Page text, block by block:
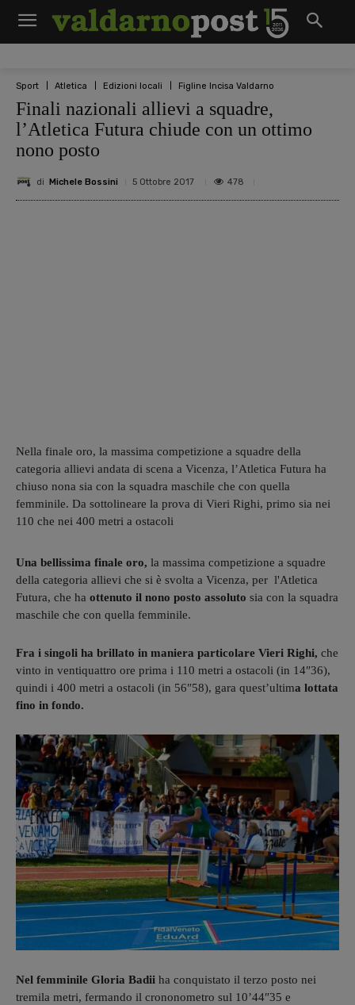
Sport Atletica Edizioni locali Figline Incisa Valdarno
Finali nazionali allievi a squadre,
l’Atletica Futura chiude con un ottimo
nono posto
di Michele Bossini 5 Ottobre 2017 478
Nella finale oro, la massima competizione a squadre della
categoria allievi andata di scena a Vicenza, l’Atletica Futura ha
chiuso nona sia con la squadra maschile che con quella
femminile. Da sottolineare la prova di Vieri Righi, primo sia nei
110 che nei 400 metri a ostacoli
Una bellissima finale oro, la massima competizione a squadre
della categoria allievi che si è svolta a Vicenza, per l'Atletica
Futura, che ha ottenuto il nono posto assoluto sia con la squadra
maschile che con quella femminile.
Fra i singoli ha brillato in maniera particolare Vieri Righi, che
vinto in ventiquattro ore prima i 110 metri a ostacoli (in 14″36),
quindi i 400 metri a ostacoli (in 56″58), gara quest’ultima lottata
fino in fondo.
Nel femminile Gloria Badii ha conquistato il terzo posto nei
tremila metri, fermando il crononometro sul 10’44″35 e